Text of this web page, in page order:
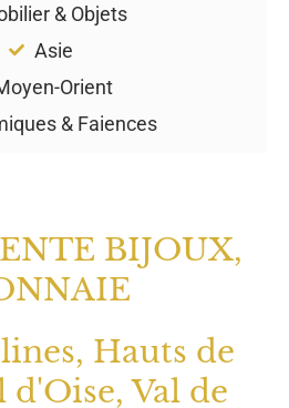
& Objets
Asie
Orient
& Faiences
BIJOUX,
Hauts de
d'Oise, Val de